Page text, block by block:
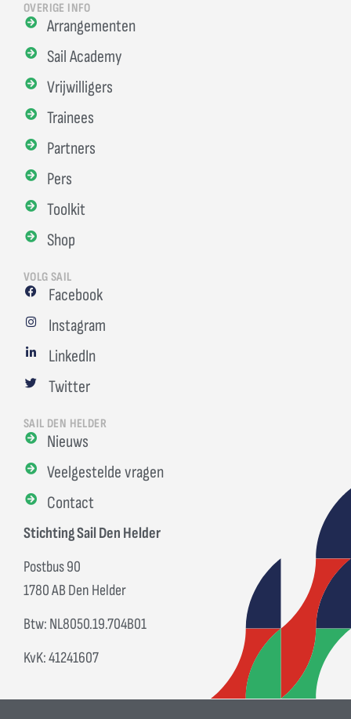
OVERIGE INFO
Arrangementen
Sail Academy
Vrijwilligers
Trainees
Partners
Pers
Toolkit
Shop
VOLG SAIL
Facebook
Instagram
LinkedIn
Twitter
SAIL DEN HELDER
Nieuws
Veelgestelde vragen
Contact
Stichting Sail Den Helder
Postbus 90
1780 AB Den Helder
Btw: NL8050.19.704B01
KvK: 41241607